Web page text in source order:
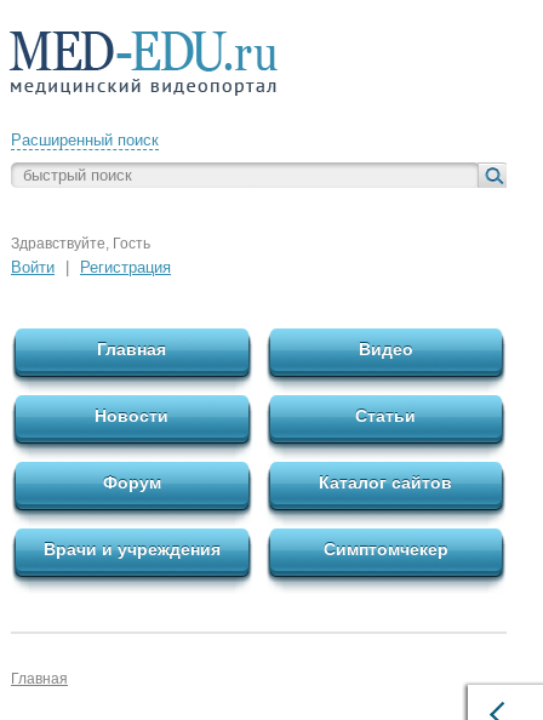
Расширенный поиск
Здравствуйте, Гость
Войти Регистрация
Главная Видео
Новости Статьи
Форум Каталог сайтов
Врачи и учреждения Симптомчекер
Главная